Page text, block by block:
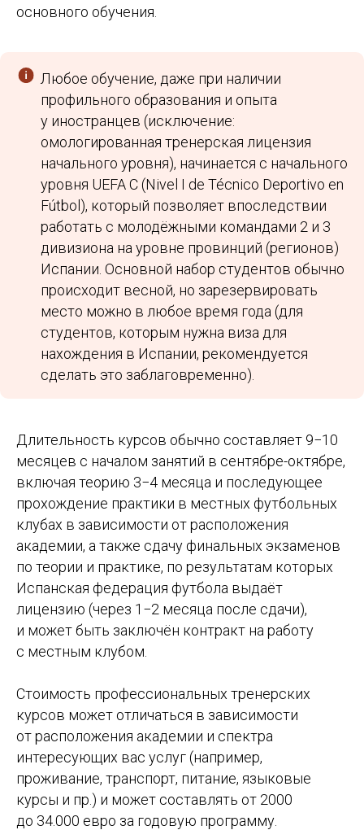
основного обучения.
Любое обучение, даже при наличии
профильного образования и опыта
у иностранцев (исключение:
омологированная тренерская лицензия
начального уровня), начинается с начального
уровня UEFA C (Nivel I de Técnico Deportivo en
Fútbol), который позволяет впоследствии
работать с молодёжными командами 2 и 3
дивизиона на уровне провинций (регионов)
Испании. Основной набор студентов обычно
происходит весной, но зарезервировать
место можно в любое время года (для
студентов, которым нужна виза для
нахождения в Испании, рекомендуется
сделать это заблаговременно).
Длительность курсов обычно составляет 9−10
месяцев с началом занятий в сентябре-октябре,
включая теорию 3−4 месяца и последующее
прохождение практики в местных футбольных
клубах в зависимости от расположения
академии, а также сдачу финальных экзаменов
по теории и практике, по результатам которых
Испанская федерация футбола выдаёт
лицензию (через 1−2 месяца после сдачи),
и может быть заключён контракт на работу
с местным клубом.
Стоимость профессиональных тренерских
курсов может отличаться в зависимости
от расположения академии и спектра
интересующих вас услуг (например,
проживание, транспорт, питание, языковые
курсы и пр.) и может составлять от 2000
до 34.000 евро за годовую программу.